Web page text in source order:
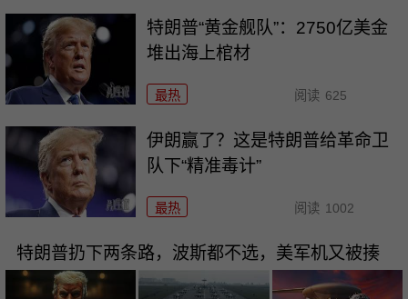
特朗普“黄金舰队”：2750亿美金
堆出海上棺材
最热 阅读 625
伊朗赢了？这是特朗普给革命卫
队下“精准毒计”
最热 阅读 1002
特朗普扔下两条路，波斯都不选，美军机又被揍